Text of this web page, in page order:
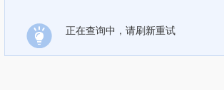
正在查询中，请刷新重试